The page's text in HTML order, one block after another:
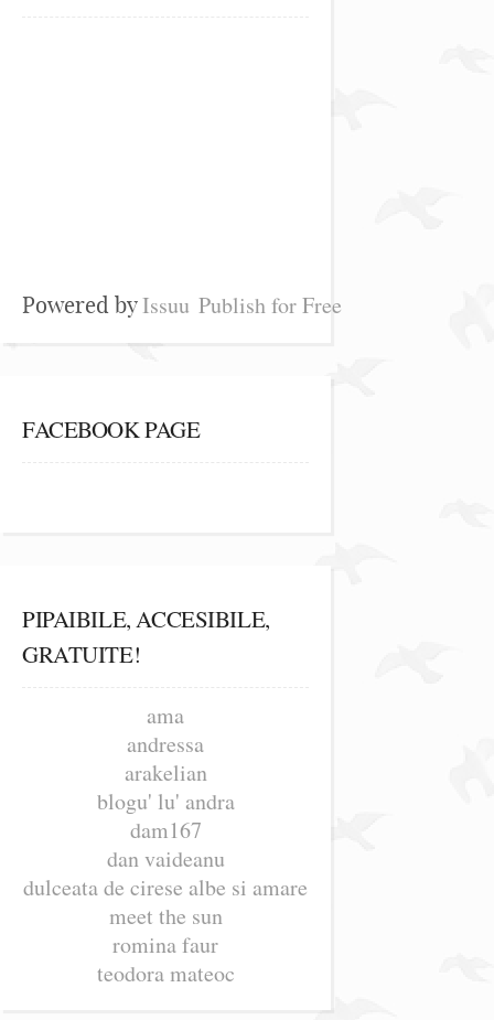
Powered byIssuu Publish for Free
FACEBOOK PAGE
PIPAIBILE, ACCESIBILE,
GRATUITE!
ama
andressa
arakelian
blogu' lu' andra
dam167
dan vaideanu
dulceata de cirese albe si amare
meet the sun
romina faur
teodora mateoc